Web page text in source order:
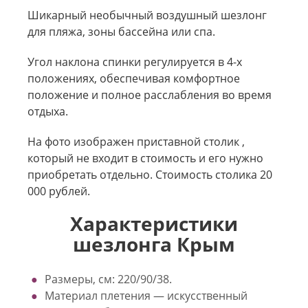
Шикарный необычный воздушный шезлонг
для пляжа, зоны бассейна или спа.
Угол наклона спинки регулируется в 4-х
положениях, обеспечивая комфортное
положение и полное расслабления во время
отдыха.
На фото изображен приставной столик ,
который не входит в стоимость и его нужно
приобретать отдельно. Стоимость столика 20
000 рублей.
Характеристики
шезлонга Крым
Размеры, см: 220/90/38.
Материал плетения — искусственный